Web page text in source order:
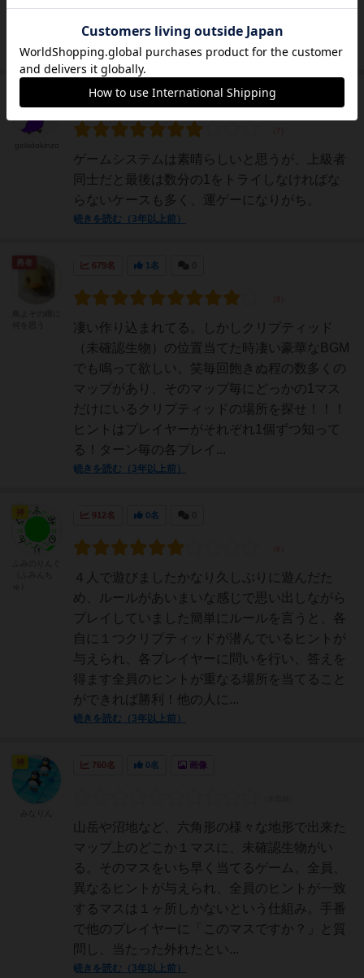
近い繰り返しプレイができるなら9点の評価が
できるのですが…。
続きを読む（3年以上前）
705名 0名
ゲームシステムは素晴らしいと思うが、上級者
同士だと最後は数分の1をトライしなければな
らないケースも多く、運ゲーになりがち。
続きを読む（3年以上前）
679名 1名
凄い作り込まれてる。しかしクリプティッド
（未確認生物）の位置当てた時凄い豪華なBGM
でも鳴って欲しい。笑毎回飽きぬ程の数多くの
マップがあり、そのマップ毎にどっかの1マス
だけにいるクリプティッドの場所を探せ！！！
ヒントはプレイヤーがそれぞれ1個ずつ知って
る！ターン毎の各プレイ...
続きを読む（3年以上前）
912名 0名
４人で遊びましたかなり久しぶりに遊んだた
め、ルールがあいまいな感じで思い出しながら
プレイしていました簡単にルールを言うと、各
自に１つクリプティッドが潜んでいるヒントが
与えられ、各プレイヤーに問いを行い、答えを
得ます全員のヒントが重なる場所を当てること
ができれば勝利！他の人に...
続きを読む（3年以上前）
760名 0名 画像
山岳や沼地など、六角形の様々な地形で出来た
マップ上のどこか１マスに、未確認生物がい
る。そのマスをいち早く当てるゲーム。全員、
異なるヒントが与えられ、全員のヒントが一致
するマスは１ヶ所しかないという仕組み。手番
で他のプレイヤーに「このマスですか？」と質
問し、当たった外れたとい...
続きを読む（3年以上前）
神